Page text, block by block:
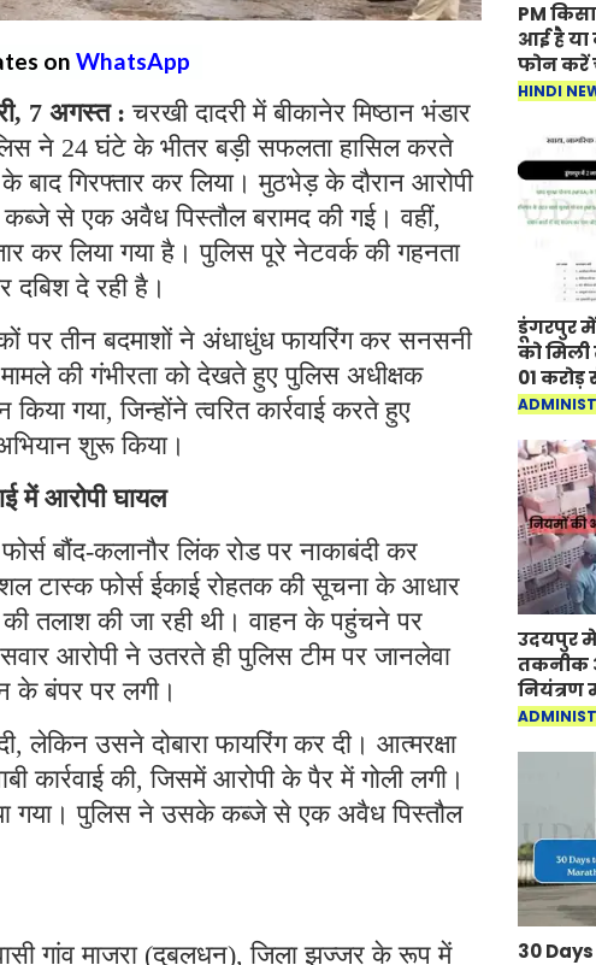
on WhatsApp
7 अगस्त :चरखी दादरी में बीकानेर मिष्ठान भंडार
ने 24 घंटे के भीतर बड़ी सफलता हासिल करते
गिरफ्तार कर लिया। मुठभेड़ के दौरान आरोपी
से एक अवैध पिस्तौल बरामद की गई। वहीं,
कर लिया गया है। पुलिस पूरे नेटवर्क की गहनता
दबिश दे रही है।
पर तीन बदमाशों ने अंधाधुंध फायरिंग कर सनसनी
की गंभीरता को देखते हुए पुलिस अधीक्षक
गया, जिन्होंने त्वरित कार्रवाई करते हुए
शुरू किया।
में आरोपी घायल
बौंद-कलानौर लिंक रोड पर नाकाबंदी कर
टास्क फोर्स ईकाई रोहतक की सूचना के आधार
तलाश की जा रही थी। वाहन के पहुंचने पर
आरोपी ने उतरते ही पुलिस टीम पर जानलेवा
के बंपर पर लगी।
लेकिन उसने दोबारा फायरिंग कर दी। आत्मरक्षा
की, जिसमें आरोपी के पैर में गोली लगी।
गया। पुलिस ने उसके कब्जे से एक अवैध पिस्तौल
गांव माजरा (दुबलधन), जिला झज्जर के रूप में
PM
आई है या
फोन करें
HINDI
डूंगरपुर में
को मिली
01
उदयपुर
तकनीक
नियंत्रण
30